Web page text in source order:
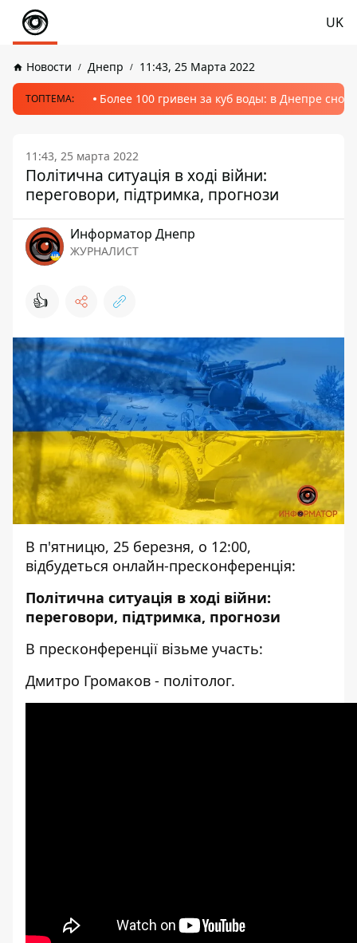
UK
Новости Днепр 11:43, 25 Марта 2022
ТОПТЕМА: Более 100 гривен за куб воды: в Днепре
11:43, 25 марта 2022
Політична ситуація в ході війни:
переговори, підтримка, прогнози
Информатор Днепр
ЖУРНАЛИСТ
👍
В п'ятницю, 25 березня, о 12:00,
відбудеться онлайн-пресконференція:
Політична ситуація в ході війни:
переговори, підтримка, прогнози
В пресконференції візьме участь:
Дмитро Громаков - політолог.